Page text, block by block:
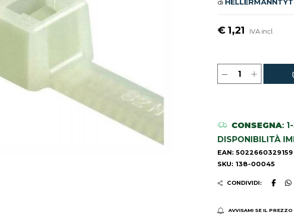
di
€ 1,21 IVA incl.
CONSEGNA:
DISPONIBILITÀ
EAN: 5022660329159
SKU: 138-00045
CONDIVIDI:
AVVISAMI SE IL PREZZO